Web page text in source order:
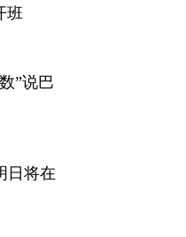
班
”说巴
日将在